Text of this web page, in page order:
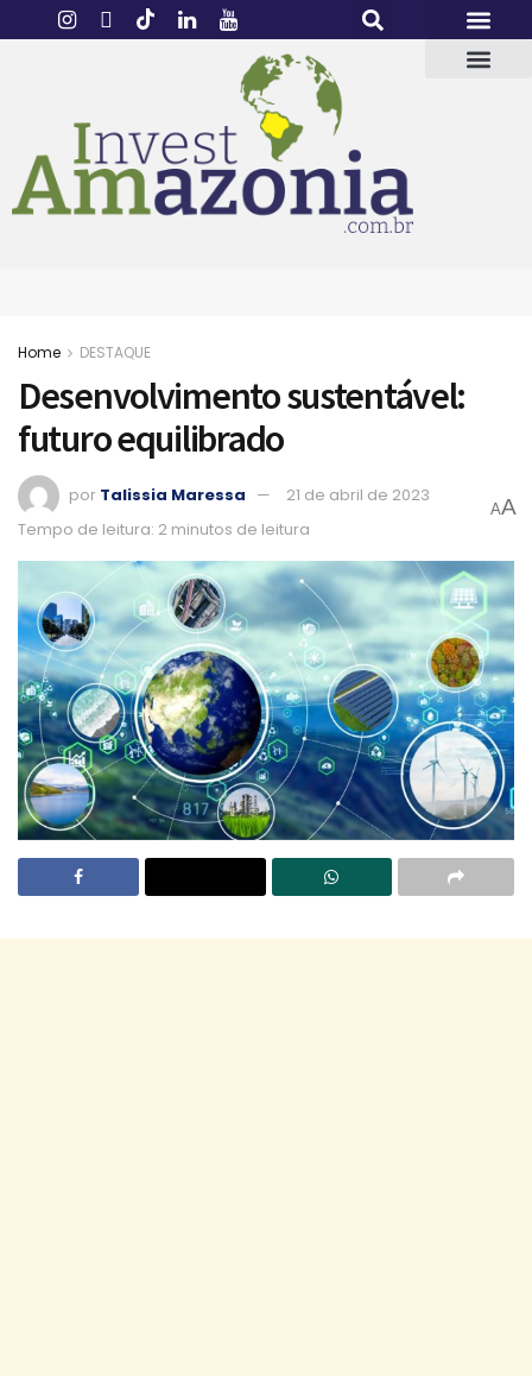
Home DESTAQUE
Desenvolvimento sustentável:
futuro equilibrado
por Talissia Maressa
21 de abril de 2023
Tempo de leitura: 2 minutos de leitura
AA